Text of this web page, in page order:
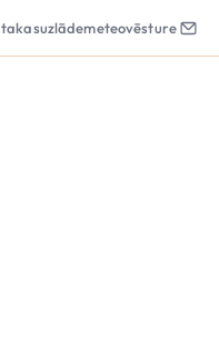
takasuzlādemeteovēsture